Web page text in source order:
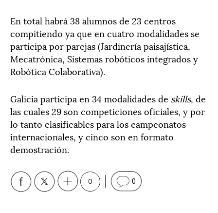
En total habrá 38 alumnos de 23 centros
compitiendo ya que en cuatro modalidades se
participa por parejas (Jardinería paisajística,
Mecatrónica, Sistemas robóticos integrados y
Robótica Colaborativa).
Galicia participa en 34 modalidades de skills, de
las cuales 29 son competiciones oficiales, y por
lo tanto clasificables para los campeonatos
internacionales, y cinco son en formato
demostración.
0 0